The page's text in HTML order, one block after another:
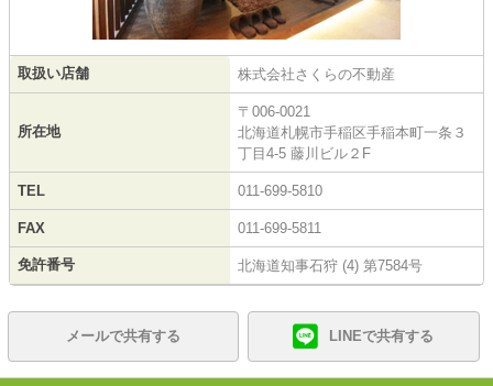
取扱い店舗 株式会社さくらの不動産
所在地
〒006-0021
北海道札幌市手稲区手稲本町一条３
丁目4-5 藤川ビル２F
TEL 011-699-5810
FAX 011-699-5811
免許番号 北海道知事石狩 (4) 第7584号
メールで共有する LINEで共有する